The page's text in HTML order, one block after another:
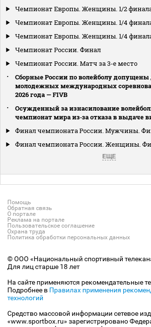
Чемпионат Европы. Женщины. 1/2
Чемпионат Европы. Женщины. 1/4
Чемпионат Европы. Женщины. 1/4
Чемпионат России. Финал
Чемпионат России. Матч за 3-е место
Сборные России по волейболу допущены
молодежных международных
2026 года — FIVB
Осужденный за изнасилование
чемпионат мира из‑за отказа в выдаче
Финал чемпионата России. Мужчины.
Финал чемпионата России. Женщины.
ЕЩЕ
Помощь
Обратная связь
О портале
Реклама на портале
Пользовательское соглашение
Охрана труда
Политика обработки персональных данных
© ООО «Национальный спортивный
Для лиц старше 18 лет
На сайте применяются рекомендательные
Подробнее в Правилах применения
технологий
Средство массовой информации сетевое
«www.sportbox.ru» зарегистрировано